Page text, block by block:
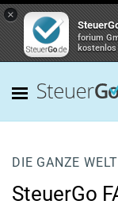
×
forium
kostenlos
DIE GANZE
SteuerGo